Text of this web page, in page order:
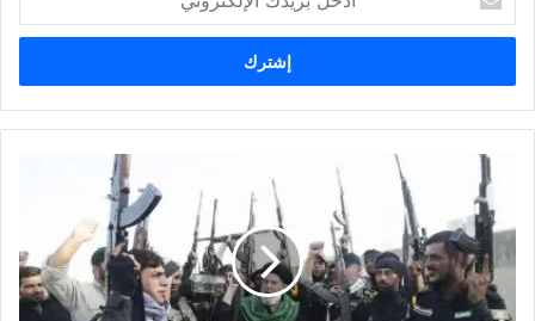
بريدك
الإلكتروني
خبير
سياسي:
ضعف
الدولة
لما
كان